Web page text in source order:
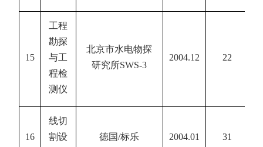
15
工程
勘探
与工
程检
测仪
北京市水电物探
研究所SWS-3
2004.12 22
16
线切
割设
德国/标乐 2004.01 31